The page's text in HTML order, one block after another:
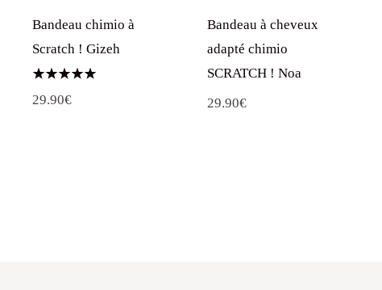
Bandeau chimio à
Scratch ! Gizeh
5.00
29.90€
Bandeau à cheveux
adapté chimio
SCRATCH ! Noa
29.90€